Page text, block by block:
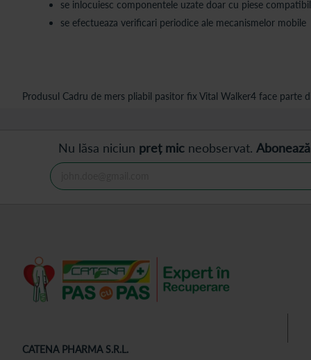
se inlocuiesc componentele uzate doar cu piese
se efectueaza verificari periodice ale mecanismelor mobile
Produsul Cadru de mers pliabil pasitor fix Vital Walker4 face parte
Nu lăsa niciun preț mic neobservat.
CATENA PHARMA S.R.L.